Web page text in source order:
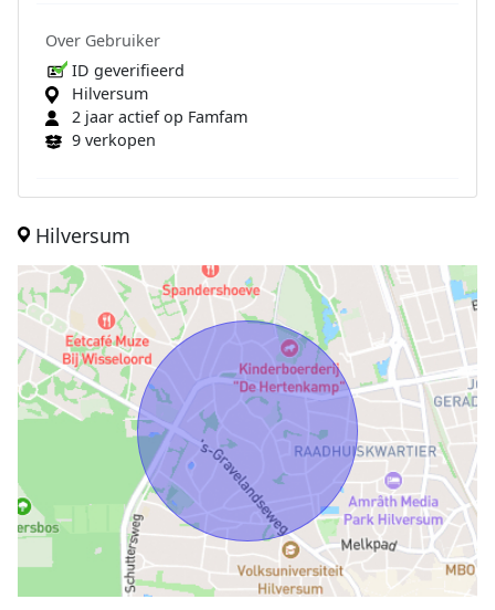
Over Gebruiker
ID geverifieerd
Hilversum
2 jaar actief op Famfam
9 verkopen
Hilversum